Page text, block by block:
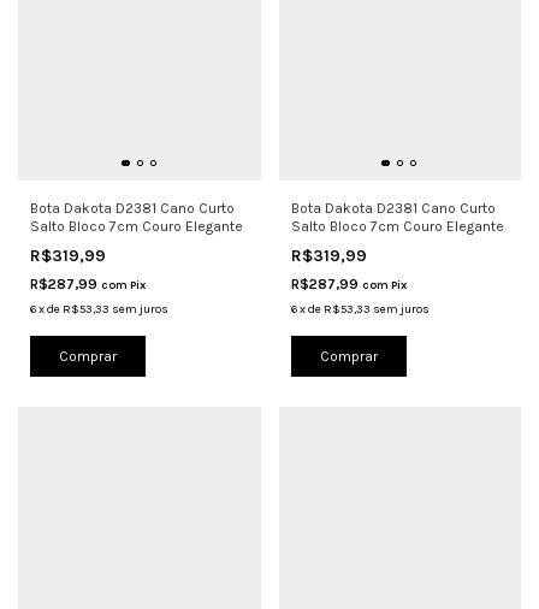
Bota Dakota D2381 Cano Curto
Salto Bloco 7cm Couro Elegante
R$319,99
R$287,99 com Pix
6xde R$53,33 sem juros
Comprar
Bota Dakota D2381 Cano Curto
Salto Bloco 7cm Couro Elegante
R$319,99
R$287,99 com Pix
6 xde R$53,33 sem juros
Comprar